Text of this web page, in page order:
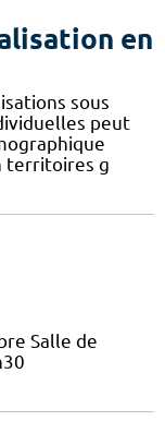
en
sous
peut
territoires g
Salle de